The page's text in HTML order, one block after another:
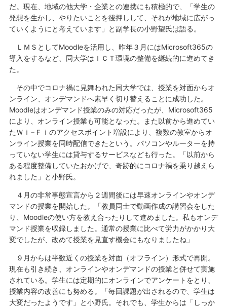
だ。現在、地域の他大学・企業との連携にも積極的で、「学生の
発想を生かし、やりたいことを後押しして、それが地域に広がっ
ていくようにと考えています」と副学長の小野望氏は語る。
ＬＭＳとしてMoodleを活用し、昨年３月にはMicrosoft365の
導入をするなど、同大学はＩＣＴ環境の整備を継続的に進めてき
た。
その中でコロナ禍に見舞われた同大学では、授業を対面からオ
ンライン、オンデマンドへ素早く切り替えることに成功した。
Moodleはオンデマンド授業のみの対応だったが、Microsoft365
により、オンライン授業も可能となった。また以前から進めてい
たＷｉ−Ｆｉのアクセスポイント増設により、複数の教室からオ
ンライン授業を同時配信できたという。パソコンやルーターを持
っていない学生には貸与するサービスなども行った。「以前から
ある程度整備していたおかげで、奇跡的にコロナ禍を乗り越えら
れました」と小野氏。
４月の非常事態宣言から２週間後には早速オンラインやオンデ
マンドの授業を開始した。「教員同士で動画作成の講習会をした
り、Moodleの使い方を教え合ったりして進めました。私もオンデ
マンド授業を収録しました。通常の授業に比べて労力がかかり大
変でしたが、改めて授業を見直す機会にもなりましたね」
９月からは半数近くの授業を対面（オフライン）形式で再開。
現在も引き続き、オンラインやオンデマンドの授業と併せて実施
されている。学生には定期的にオンラインでアンケートをとり、
授業内容の改善にも努める。「毎回課題が出されるので、学生は
大変だったようです」と小野氏。それでも、学生からは「しっか